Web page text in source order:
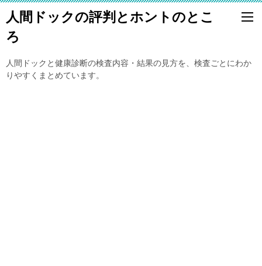
人間ドックの評判とホントのとこ
ろ
人間ドックと健康診断の検査内容・結果の見方を、検査ごとにわか
りやすくまとめています。